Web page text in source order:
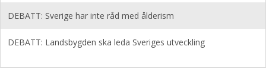
DEBATT: Sverige har inte råd med ålderism
DEBATT: Landsbygden ska leda Sveriges utveckling